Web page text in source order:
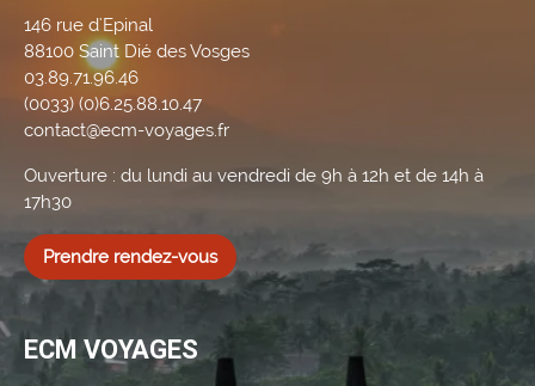
146 rue d'Epinal
88100 Saint Dié des Vosges
03.89.71.96.46
(0033) (0)6.25.88.10.47
contact@ecm-voyages.fr
Ouverture : du lundi au vendredi de 9h à 12h et de 14h à
17h30
Prendre rendez-vous
ECM VOYAGES